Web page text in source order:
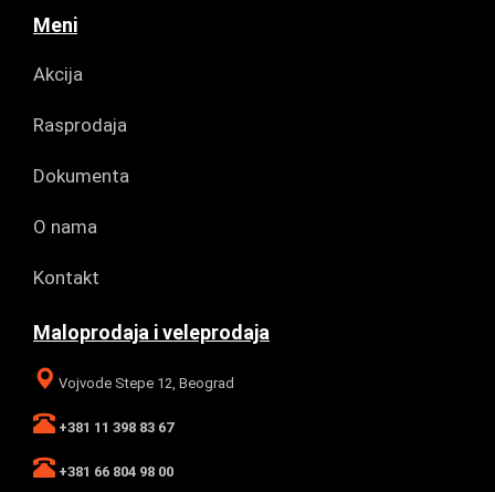
Meni
Akcija
Rasprodaja
Dokumenta
O nama
Kontakt
Maloprodaja i veleprodaja
Vojvode Stepe 12, Beograd
+381 11 398 83 67
+381 66 804 98 00